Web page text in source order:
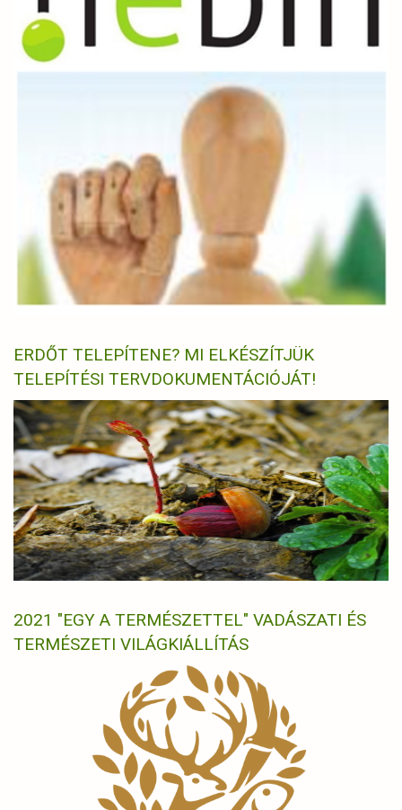
ERDŐT TELEPÍTENE? MI ELKÉSZÍTJÜK
TELEPÍTÉSI TERVDOKUMENTÁCIÓJÁT!
2021 "EGY A TERMÉSZETTEL" VADÁSZATI ÉS
TERMÉSZETI VILÁGKIÁLLÍTÁS